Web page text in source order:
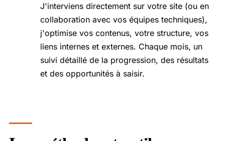
J'interviens directement sur votre site (ou en
collaboration avec vos équipes techniques),
j'optimise vos contenus, votre structure, vos
liens internes et externes. Chaque mois, un
suivi détaillé de la progression, des résultats
et des opportunités à saisir.